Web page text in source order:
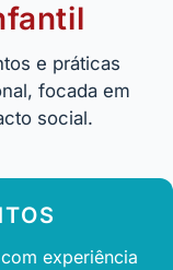
e práticas
focada em
social.
experiência